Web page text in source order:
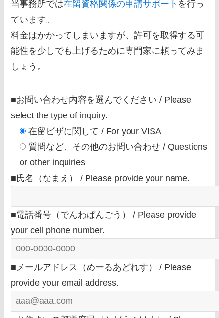
当事務所では在留資格関係の申請サポート を行っ
ています。
料金はかかってしまいますが、許可を取得する可
能性を少しでも上げるために専門家に頼ってみま
しょう。
■お問い合わせ内容を選んでください / Please
select the type of inquiry.
在留ビザに関して / For your VISA
質問など、その他のお問い合わせ / Questions
or other inquiries
■氏名（なまえ） / Please provide your name.
■電話番号（でんわばんごう） / Please provide
your cell phone number.
■メールアドレス（めーるあどれす） / Please
provide your email address.